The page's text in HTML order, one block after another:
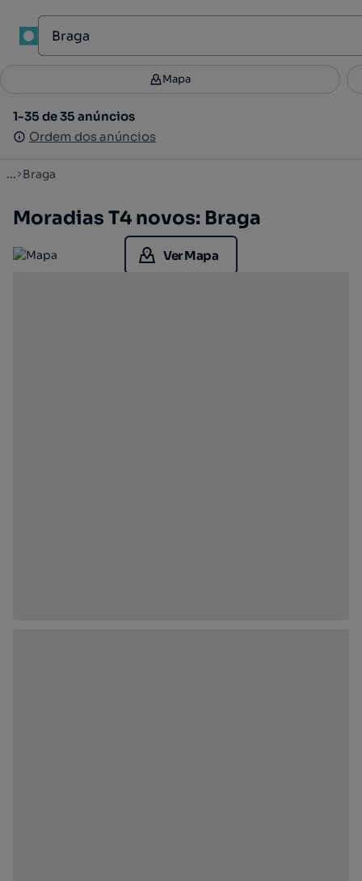
Filtros 4
1-35 de 35 anúncios
Ordem dos anúncios
Mapa
1-35 de 35 anúncios
Ordem dos anúncios
... Braga
Moradias T4 novos: Braga
Ver Mapa